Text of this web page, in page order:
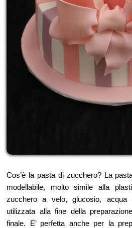
Cos’è la pasta di zucchero? La
modellabile, molto simile alla
zucchero a velo, glucosio,
utilizzata alla fine della
finale. E’ perfetta anche per la